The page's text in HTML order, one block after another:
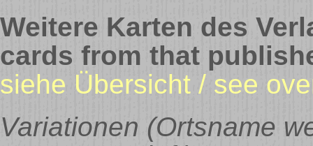
Weitere Karten des
cards from that
siehe Übersicht / see
Variationen (Ortsname